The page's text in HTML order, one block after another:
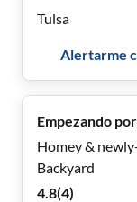
Tulsa
Alertarme
Empezando
Homey &
Backyard
4.8(4)